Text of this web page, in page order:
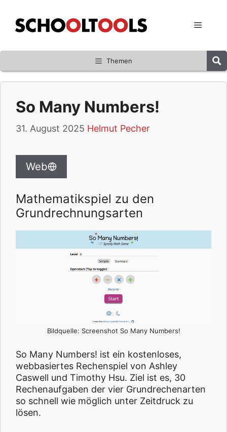
Inhalt
springen
Menü
Themen
So Many Numbers!
31. August 2025 Helmut Pecher
Web
Mathematikspiel zu den
Grundrechnungsarten
Bildquelle: Screenshot So Many Numbers!
So Many Numbers! ist ein kostenloses,
webbasiertes Rechenspiel von Ashley
Caswell und Timothy Hsu. Ziel ist es, 30
Rechenaufgaben der vier Grundrechenarten
so schnell wie möglich unter Zeitdruck zu
lösen.